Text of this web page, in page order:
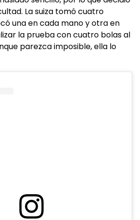
La suiza tomó cuatro
una en cada mano y otra en
la prueba con cuatro bolas al
parezca imposible, ella lo